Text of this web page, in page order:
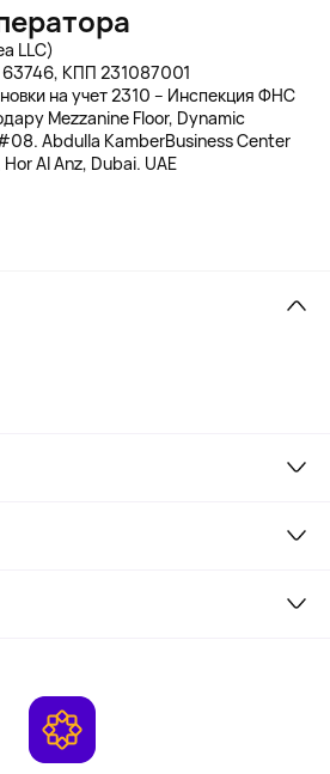
LLC)
КПП 231087001
на учет 2310 – Инспекция ФНС
Mezzanine Floor, Dynamic
Abdulla KamberBusiness Center
Al Anz, Dubai. UAE